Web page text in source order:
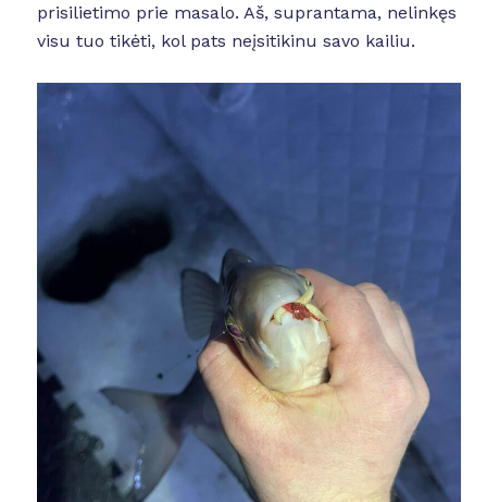
prisilietimo prie masalo. Aš, suprantama, nelinkęs
visu tuo tikėti, kol pats neįsitikinu savo kailiu.